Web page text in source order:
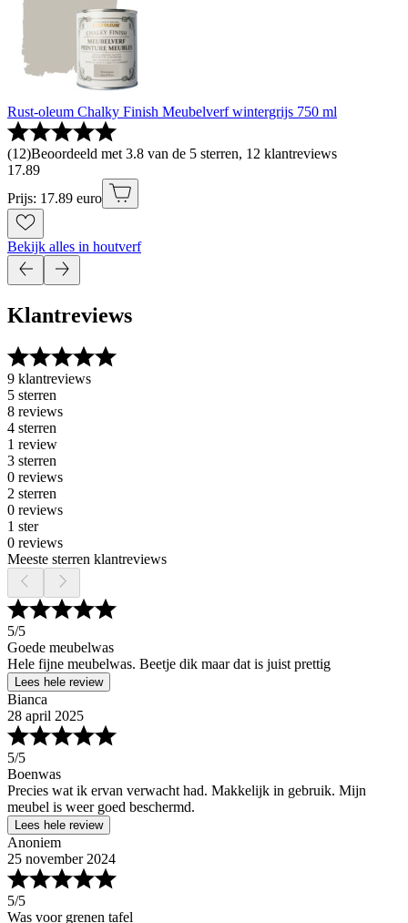
Rust-oleum Chalky Finish Meubelverf wintergrijs 750 ml
(12)Beoordeeld met 3.8 van de 5 sterren, 12 klantreviews
17.89
Prijs: 17.89 euro
Bekijk alles in houtverf
Klantreviews
9 klantreviews
5 sterren
8 reviews
4 sterren
1 review
3 sterren
0 reviews
2 sterren
0 reviews
1 ster
0 reviews
Meeste sterren klantreviews
5/5
Goede meubelwas
Hele fijne meubelwas. Beetje dik maar dat is juist prettig
Lees hele review
Bianca
28 april 2025
5/5
Boenwas
Precies wat ik ervan verwacht had. Makkelijk in gebruik. Mijn
meubel is weer goed beschermd.
Lees hele review
Anoniem
25 november 2024
5/5
Was voor grenen tafel